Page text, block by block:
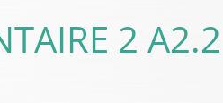
2 A2.2